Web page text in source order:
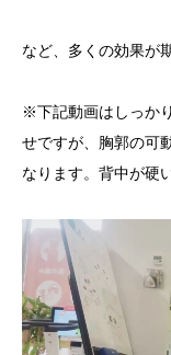
など、多くの効果が
※下記動画はしっか
せですが、胸郭の可
なります。背中が硬